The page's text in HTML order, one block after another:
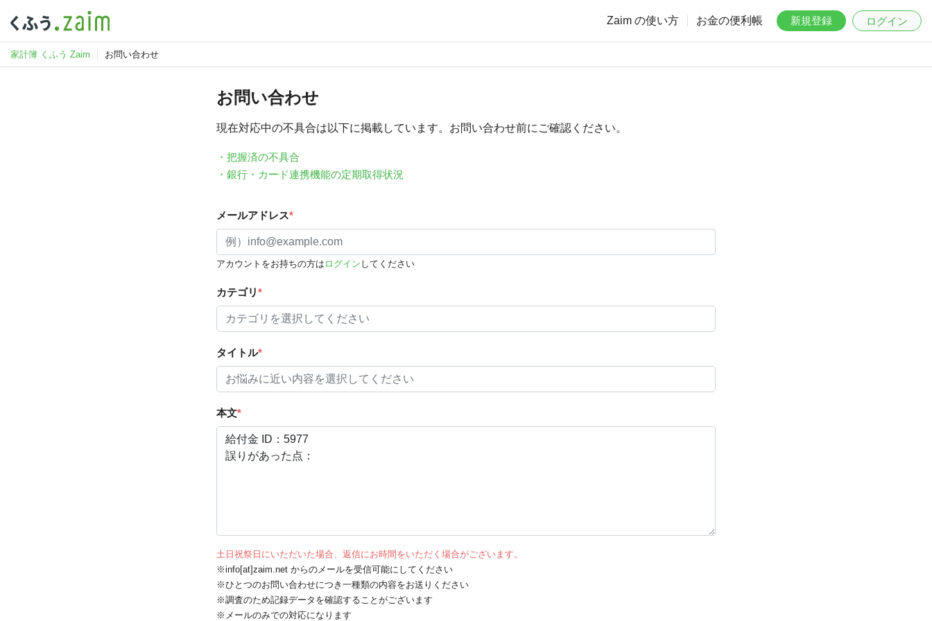
Zaim の使い方 お金の便利帳 新規登録 ログイン
家計簿 くふう Zaim お問い合わせ
お問い合わせ
現在対応中の不具合は以下に掲載しています。お問い合わせ前にご確認ください。
・把握済の不具合
・銀行・カード連携機能の定期取得状況
メールアドレス*
アカウントをお持ちの方は ログイン してください
カテゴリ*
タイトル*
本文*
土日祝祭日にいただいた場合、返信にお時間をいただく場合がございます。
※info[at]zaim.net からのメールを受信可能にしてください
※ひとつのお問い合わせにつき一種類の内容をお送りください
※調査のため記録データを確認することがございます
※メールのみでの対応になります